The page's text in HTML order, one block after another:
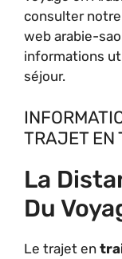
consulter
web arabie-
informations
séjour.
TRAJET EN
La
Du
Le trajet en